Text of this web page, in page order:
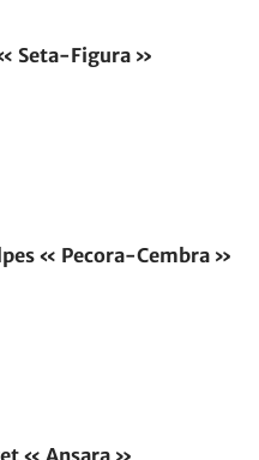
Seta-Figura »
« Pecora-Cembra »
« Ansara »